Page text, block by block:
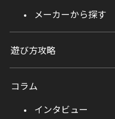
メーカーから探す
遊び方攻略
コラム
インタビュー